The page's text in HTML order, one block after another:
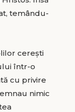
temându-
cerești
într-o
cu privire
nimic